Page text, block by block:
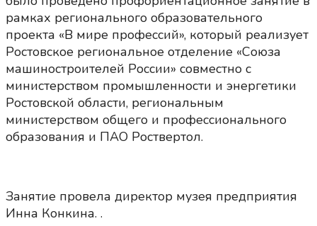
рамках регионального образовательного
проекта «В мире профессий», который реализует
Ростовское региональное отделение «Союза
машиностроителей России» совместно с
министерством промышленности и энергетики
Ростовской области, региональным
министерством общего и профессионального
образования и ПАО Роствертол.
Занятие провела директор музея предприятия
Инна Конкина. .